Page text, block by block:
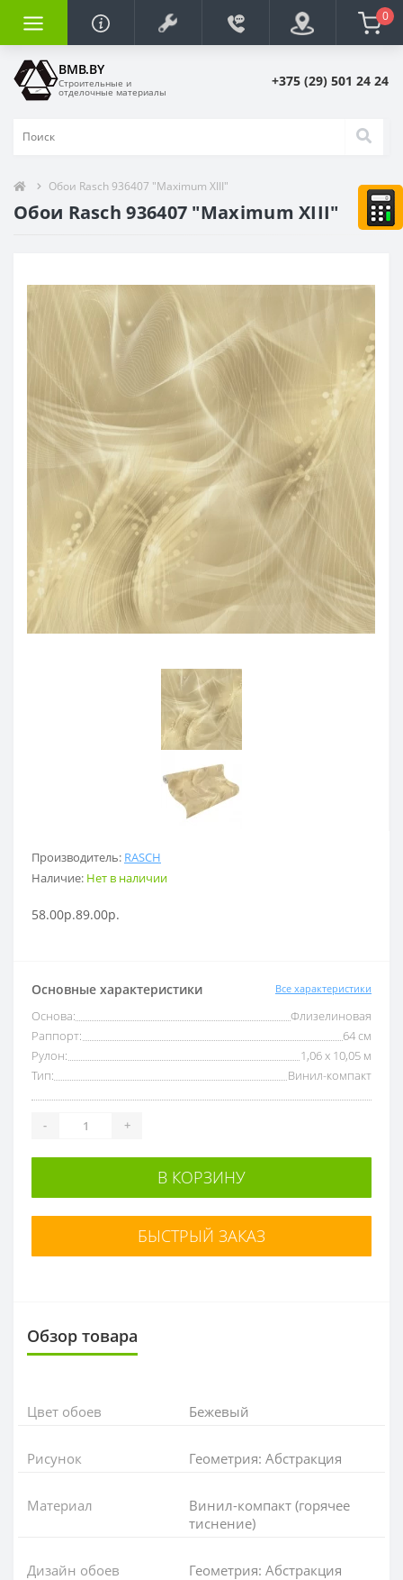
0
BMB.BY
Строительные и
отделочные материалы
+375 (29) 501 24 24
Обои Rasch 936407 "Maximum XIII"
Обои Rasch 936407 "Maximum XIII"
Производитель: RASCH
Наличие: Нет в наличии
58.00р.89.00р.
Основные характеристики Все характеристики
Основа:
Флизелиновая
Раппорт:
64 см
Рулон:
1,06 x 10,05 м
Тип:
Винил-компакт
- +
В КОРЗИНУ
БЫСТРЫЙ ЗАКАЗ
Обзор товара
Цвет обоев Бежевый
Рисунок Геометрия: Абстракция
Материал
Винил-компакт (горячее
тиснение)
Дизайн обоев Геометрия: Абстракция